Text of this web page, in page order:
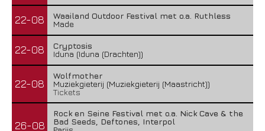
22-08
Waailand Outdoor Festival met o.a. Ruthless
Made
22-08
Cryptosis
Iduna (Iduna (Drachten))
22-08
Wolfmother
Muziekgieterij (Muziekgieterij (Maastricht))
Tickets
26-08
Rock en Seine Festival met o.a. Nick Cave & the
Bad Seeds, Deftones, Interpol